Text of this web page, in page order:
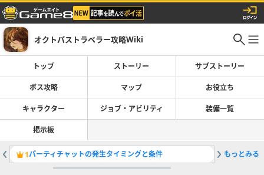
オクトパストラベラー攻略Wiki
トップ ストーリー サブストーリー
ボス攻略 マップ お役立ち
キャラクター ジョブ・アビリティ 装備一覧
掲示板
1パーティチャットの発生タイミングと条件 2バトル
もっとみる